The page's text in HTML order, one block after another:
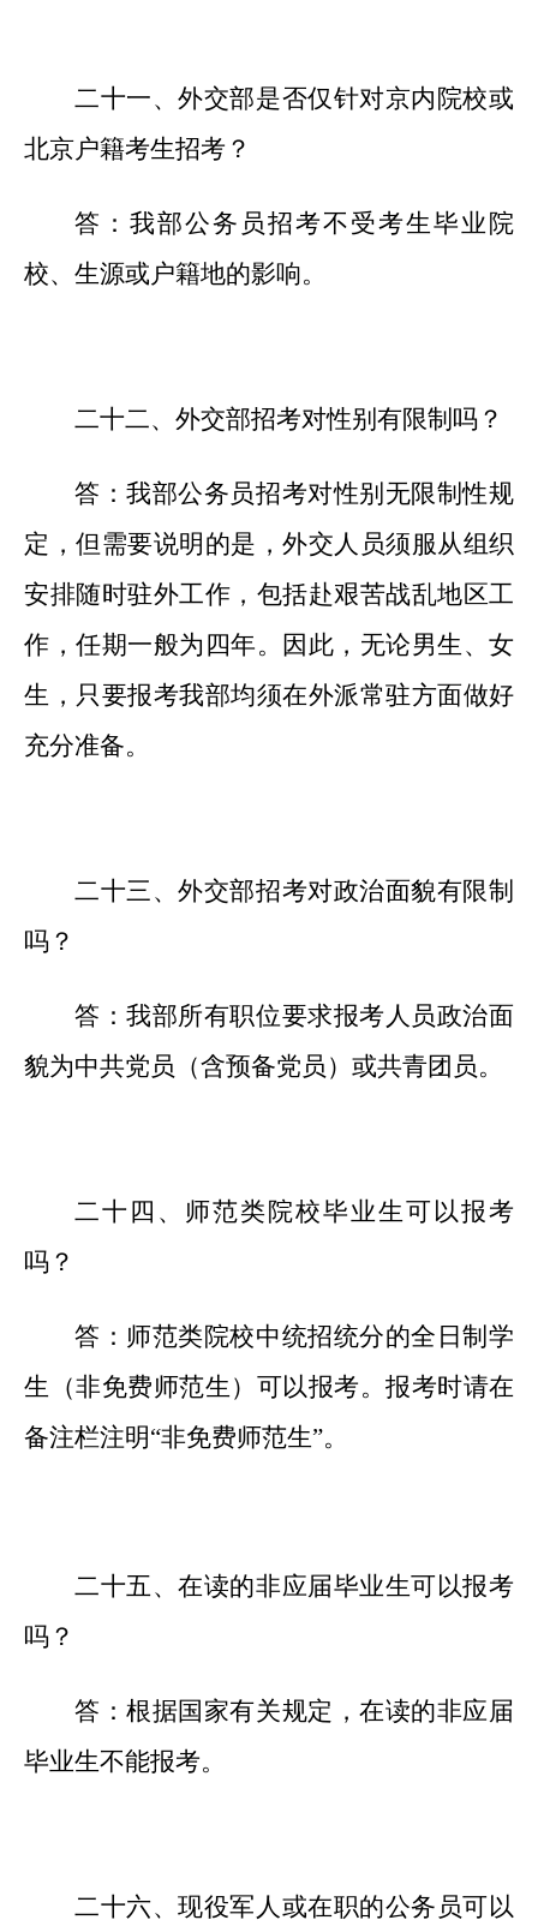
二十一、外交部是否仅针对京内院校或
北京户籍考生招考？
答：我部公务员招考不受考生毕业院
校、生源或户籍地的影响。
二十二、外交部招考对性别有限制吗？
答：我部公务员招考对性别无限制性规
定 ，但需要说明的是， 外交人员须服从组织
安排随时驻外工作，包括赴艰苦战乱地区工
作， 任期一般为四年。因此，无论男生、女
生，只要报考我部均须在外派常驻方面做好
充分准备。
二十三、外交部招考对政治面貌有限制
吗？
答：我部所有职位要求报考人员政治面
貌为中共党员（含预备党员）或共青团员。
二十四 、师范类院校毕业生可以报考
吗？
答：师范类院校中统招统分的全日制学
生（非免费师范生）可以报考。报考时请在
备注栏注明“非免费师范生”。
二十五、在读的非应届毕业生可以报考
吗？
答：根据国家有关规定，在读的非应届
毕业生不能报考。
二十六、现役军人或在职的公务员可以